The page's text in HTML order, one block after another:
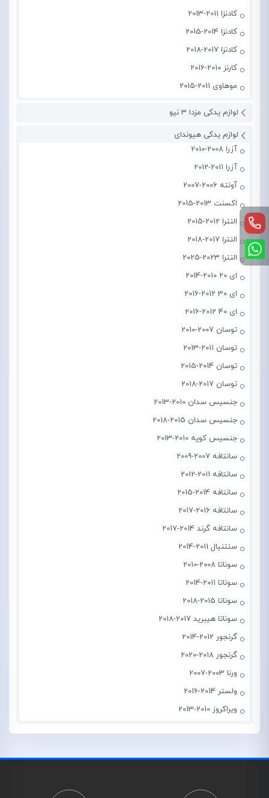
کادنزا 2011-2013
کادنزا 2014-2015
کادنزا 2017-2018
کارنز 2010-2016
موهاوی 2011-2015
لوازم یدکی مزدا 3 نیو
لوازم یدکی هیوندای
آزرا 2008-2010
آزرا 2011-2012
آونته 2006-2007
اکسنت 2013-2015
النترا 2012-2015
النترا 2017-2018
النترا 2023-2025
ای 20 2010-2014
ای 30 2012-2016
ای 40 2012-2016
توسان 2007-2010
توسان 2011-2013
توسان 2014-2015
توسان 2017-2018
جنسیس سدان 2010-2013
جنسیس سدان 2015-2018
جنسیس کوپه 2010-2013
سانتافه 2007-2009
سانتافه 2011-2012
سانتافه 2014-2015
سانتافه 2016-2017
سانتافه گرند 2014-2017
سنتنیال 2011-2014
سوناتا 2008-2010
سوناتا 2011-2014
سوناتا 2015-2018
سوناتا هیبرید 2017-2018
گرنجور 2012-2014
گرنجور 2018-2020
ورنا 2003-2007
ولستر 2014-2016
ویراکروز 2010-2013